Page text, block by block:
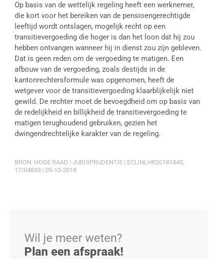
Op basis van de wettelijk regeling heeft een werknemer,
die kort voor het bereiken van de pensioengerechtigde
leeftijd wordt ontslagen, mogelijk recht op een
transitievergoeding die hoger is dan het loon dat hij zou
hebben ontvangen wanneer hij in dienst zou zijn gebleven.
Dat is geen reden om de vergoeding te matigen. Een
afbouw van de vergoeding, zoals destijds in de
kantonrechtersformule was opgenomen, heeft de
wetgever voor de transitievergoeding klaarblijkelijk niet
gewild. De rechter moet de bevoegdheid om op basis van
de redelijkheid en billijkheid de transitievergoeding te
matigen terughoudend gebruiken, gezien het
dwingendrechtelijke karakter van de regeling.
BRON: HOGE RAAD | JURISPRUDENTIE | ECLINLHR20181845,
17/04833 | 05-10-2018
Wil je meer weten?
Plan een afspraak!